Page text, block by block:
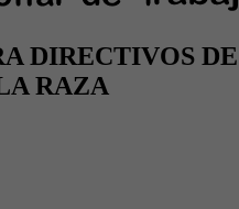
DIRECTIVOS DE
RAZA